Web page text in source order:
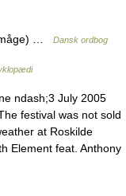
… Dansk ordbog
ndash;3 July 2005
festival was not sold
at Roskilde
Element feat. Anthony